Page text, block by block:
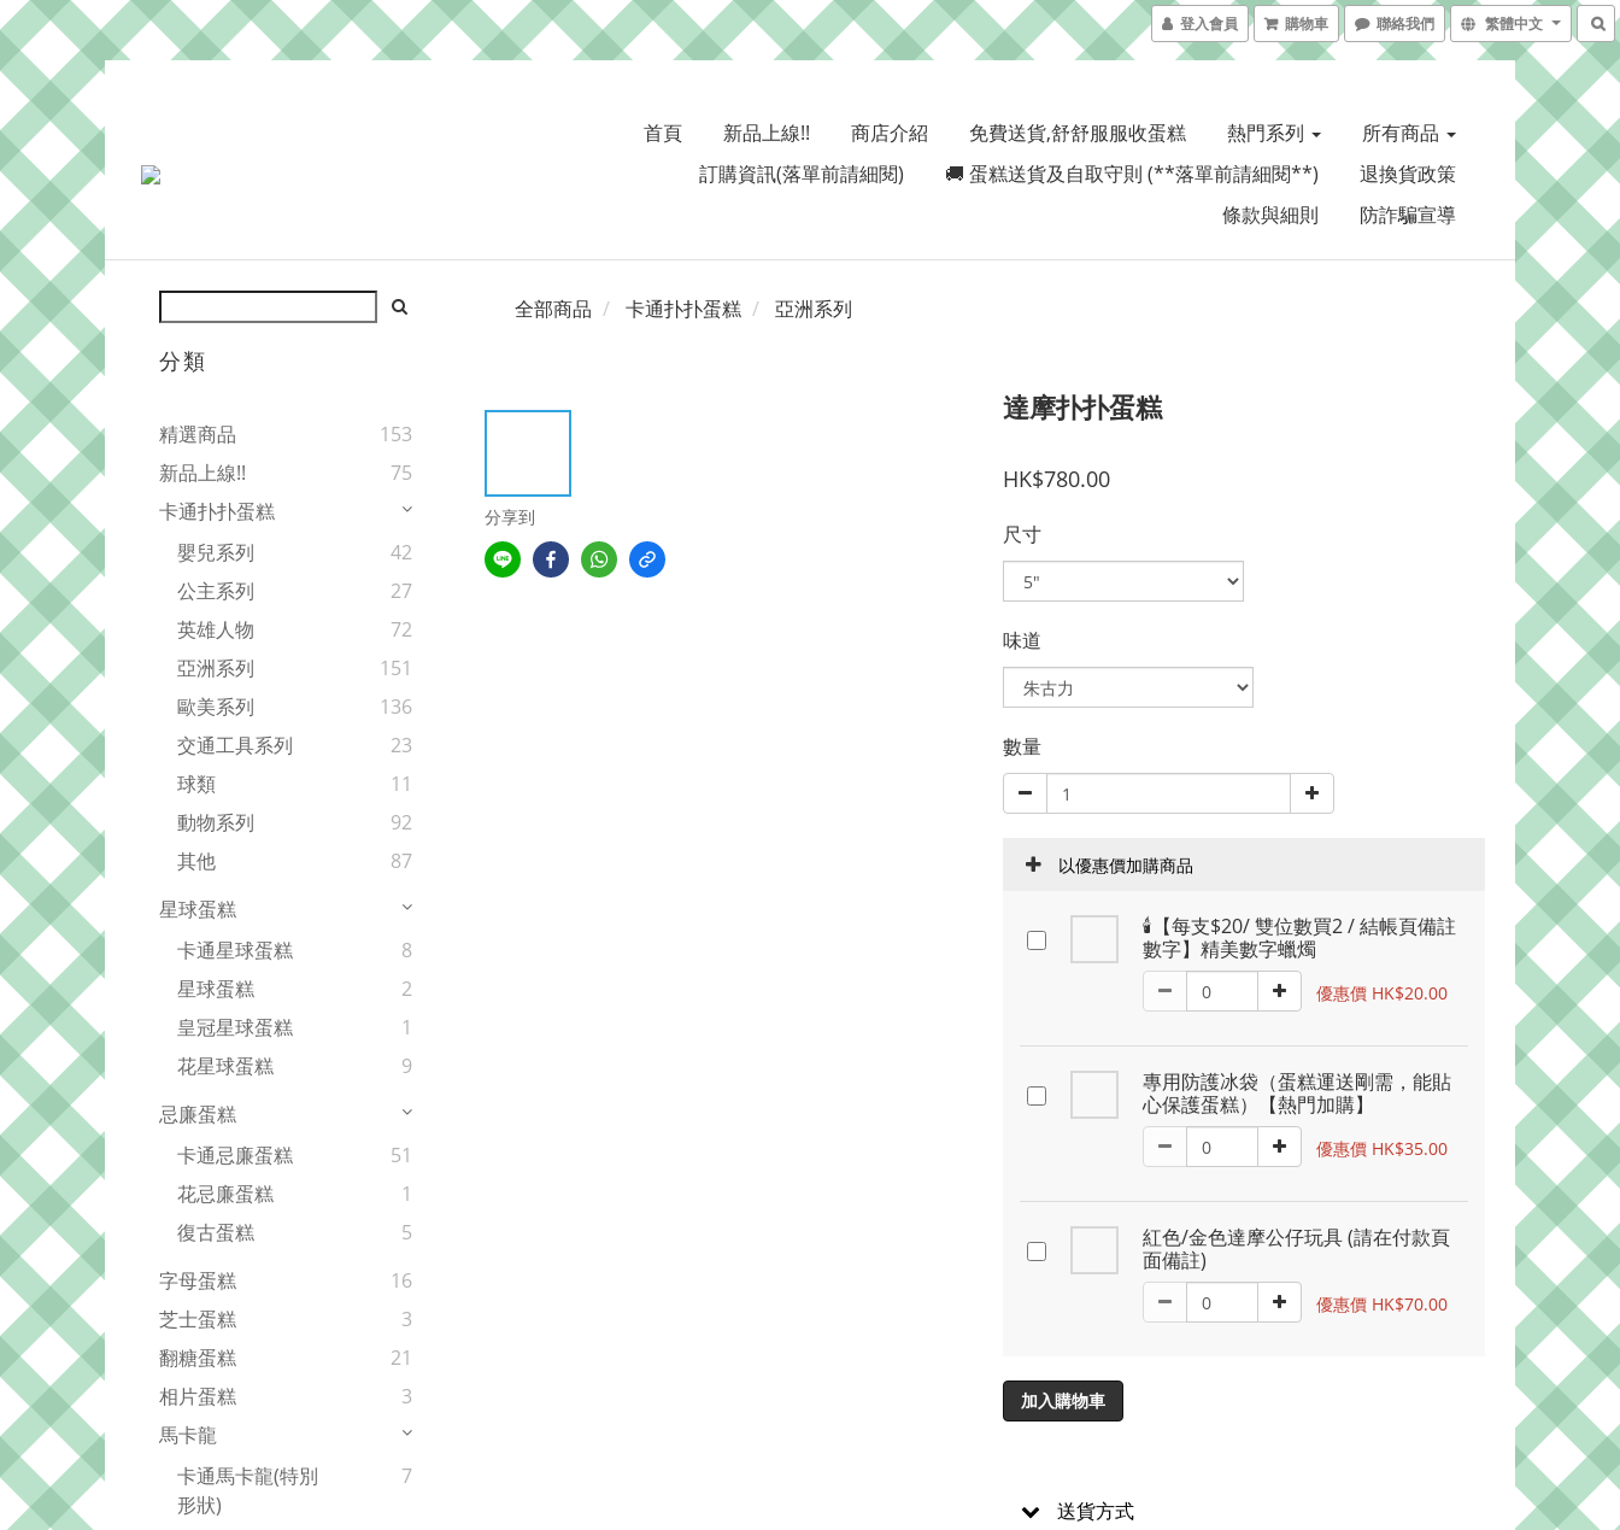
登入會員 購物車 聯絡我們 繁體中文
首頁 新品上線!! 商店介紹 免費送貨,舒舒服服收蛋糕 熱門系列
所有商品
訂購資訊(落單前請細閱)
🚚 蛋糕送貨及自取守則 (**落單前請細閱**)
退換貨政策
條款與細則
防詐騙宣導
分類
精選商品
153
新品上線!!
75
卡通扑扑蛋糕
嬰兒系列
42
公主系列
27
英雄人物
72
亞洲系列
151
歐美系列
136
交通工具系列
23
球類
11
動物系列
92
其他
87
星球蛋糕
卡通星球蛋糕
8
星球蛋糕
2
皇冠星球蛋糕
1
花星球蛋糕
9
忌廉蛋糕
卡通忌廉蛋糕
51
花忌廉蛋糕
1
復古蛋糕
5
字母蛋糕
16
芝士蛋糕
3
翻糖蛋糕
21
相片蛋糕
3
馬卡龍
卡通馬卡龍(特別
形狀)
7
全部商品 卡通扑扑蛋糕 亞洲系列
分享到
達摩扑扑蛋糕
HK$780.00
尺寸
味道
數量
以優惠價加購商品
🕯️【每支$20/ 雙位數買2 / 結帳頁備註
數字】精美數字蠟燭
優惠價 HK$20.00
專用防護冰袋（蛋糕運送剛需，能貼
心保護蛋糕）【熱門加購】
優惠價 HK$35.00
紅色/金色達摩公仔玩具 (請在付款頁
面備註)
優惠價 HK$70.00
加入購物車
送貨方式